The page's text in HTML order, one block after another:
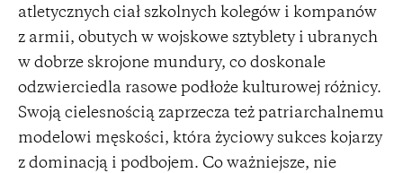
atletycznych ciał szkolnych kolegów i kompanów
z armii, obutych w wojskowe sztyblety i ubranych
w dobrze skrojone mundury, co doskonale
odzwierciedla rasowe podłoże kulturowej różnicy.
Swoją cielesnością zaprzecza też patriarchalnemu
modelowi męskości, która życiowy sukces kojarzy
z dominacją i podbojem. Co ważniejsze, nie